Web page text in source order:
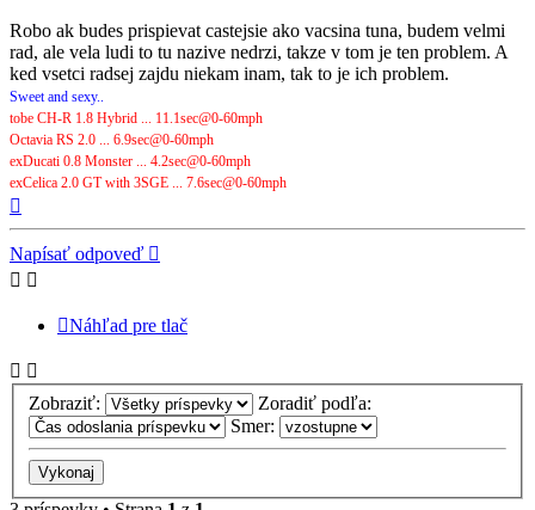
Robo ak budes prispievat castejsie ako vacsina tuna, budem velmi
rad, ale vela ludi to tu nazive nedrzi, takze v tom je ten problem. A
ked vsetci radsej zajdu niekam inam, tak to je ich problem.
Sweet and sexy..
tobe CH-R 1.8 Hybrid ... 11.1sec@0-60mph
Octavia RS 2.0 ... 6.9sec@0-60mph
exDucati 0.8 Monster ... 4.2sec@0-60mph
exCelica 2.0 GT with 3SGE ... 7.6sec@0-60mph
Napísať odpoveď
Náhľad pre tlač
Zobraziť:
Zoradiť podľa:
Smer: